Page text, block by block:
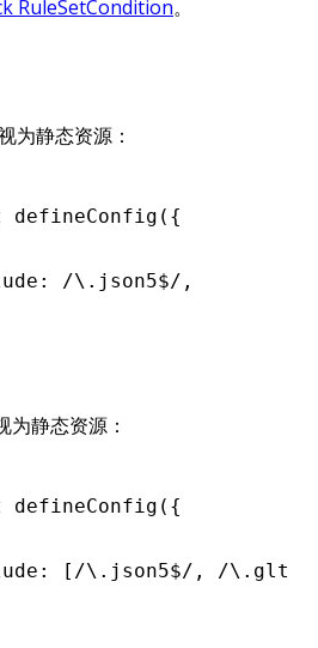
RuleSetCondition。
为静态资源：
defineConfig ({
: /\.json5$/ ,
为静态资源：
defineConfig ({
: [ /\.json5$/ , /\.gltf